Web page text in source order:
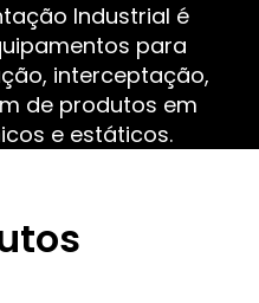
Industrial é
para
interceptação,
de produtos em
e estáticos.